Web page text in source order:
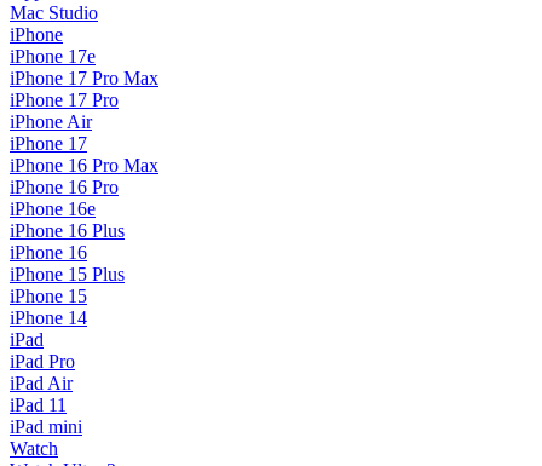
Mac Studio
iPhone
iPhone 17e
iPhone 17 Pro Max
iPhone 17 Pro
iPhone Air
iPhone 17
iPhone 16 Pro Max
iPhone 16 Pro
iPhone 16e
iPhone 16 Plus
iPhone 16
iPhone 15 Plus
iPhone 15
iPhone 14
iPad
iPad Pro
iPad Air
iPad 11
iPad mini
Watch